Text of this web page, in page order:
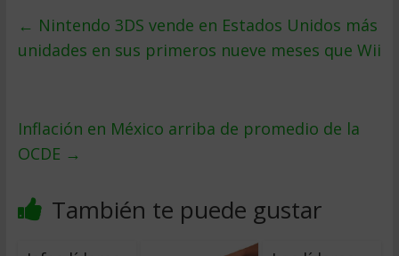
← Nintendo 3DS vende en Estados Unidos más
unidades en sus primeros nueve meses que Wii
Inflación en México arriba de promedio de la
OCDE →
También te puede gustar